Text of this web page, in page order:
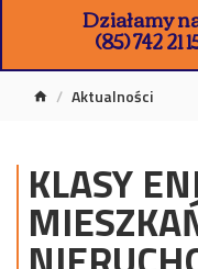
Działamy
(85) 742 21
Aktualności
KLASY